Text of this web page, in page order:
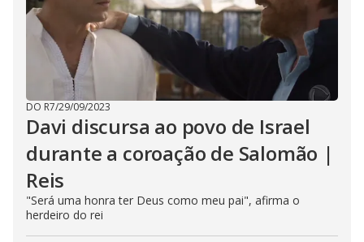
DO R7/29/09/2023
Davi discursa ao povo de Israel
durante a coroação de Salomão |
Reis
"Será uma honra ter Deus como meu pai", afirma o
herdeiro do rei